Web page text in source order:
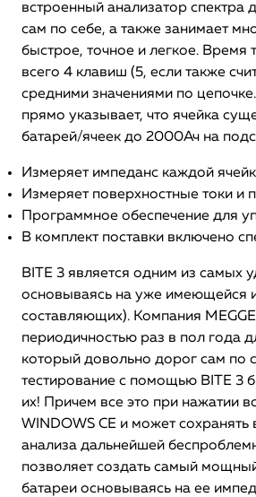
встроенный анализатор спектра
сам по себе, а также занимает
быстрое, точное и легкое. Время
всего 4 клавиш (5, если также
средними значениями по
прямо указывает, что ячейка
батарей/ячеек до 2000Ач на
Измеряет импеданс каждой
Измеряет поверхностные токи и
Программное обеспечение для
В комплект поставки включено
BITE 3 является одним из самых
основываясь на уже имеющейся
составляющих). Компания
периодичностью раз в пол года
который довольно дорог сам по
тестирование с помощью BITE 3
их! Причем все это при нажатии
WINDOWS CE и может
анализа дальнейшей
позволяет создать самый
батареи основываясь на ее